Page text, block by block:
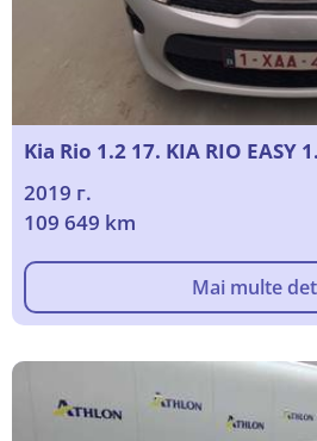
Kia Rio 1.2 17. KIA RIO EASY
2019 г.
109 649 km
Mai multe